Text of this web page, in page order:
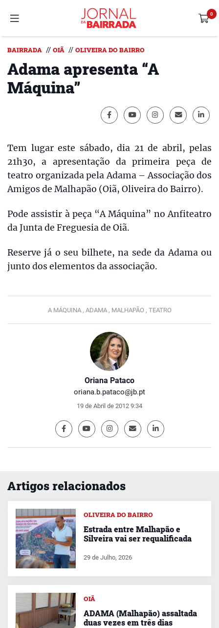
Oriana Pataco
oriana.b.pataco@jb.pt
19 de Abril de 2012 9:34
BAIRRADA // OIÃ // OLIVEIRA DO BAIRRO
Adama apresenta “A
Máquina”
Tem lugar este sábado, dia 21 de abril, pelas
21h30, a apresentação da primeira peça de
teatro organizada pela Adama – Associação dos
Amigos de Malhapão (Oiã, Oliveira do Bairro).
Pode assistir à peça “A Máquina” no Anfiteatro
da Junta de Freguesia de Oiã.
Reserve já o seu bilhete, na sede da Adama ou
junto dos elementos da associação.
A MÁQUINA , ADAMA , MALHAPÃO , TEATRO
Artigos relacionados
OLIVEIRA DO BAIRRO
Estrada entre Malhapão e
Silveira vai ser requalificada
29 de Julho, 2026
OIÃ
ADAMA (Malhapão) assaltada
duas vezes em três dias